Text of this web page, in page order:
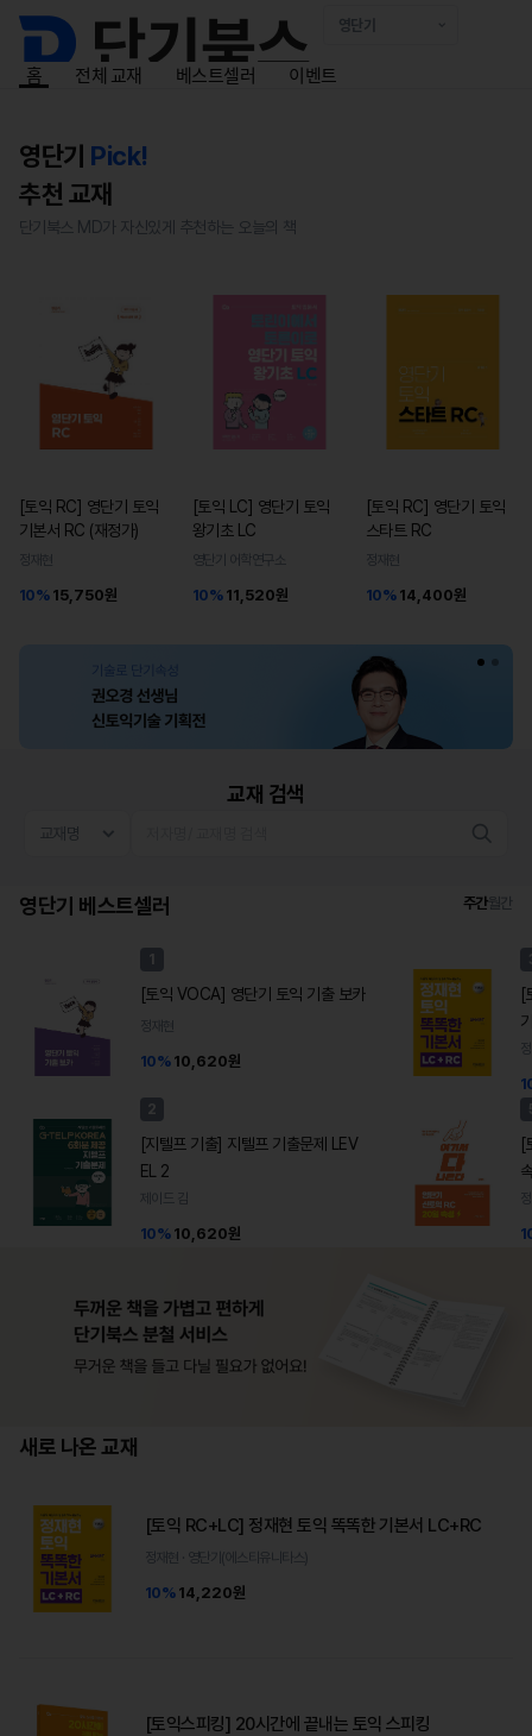
홈 전체 교재 베스트셀러 이벤트
영단기 Pick!
추천 교재
단기북스 MD가 자신있게 추천하는 오늘의 책
[토익 RC] 영단기 토익
기본서 RC (재정가)
정재현
10% 15,750원
[토익 LC] 영단기 토익
왕기초 LC
영단기 어학연구소
10% 11,520원
[토익 RC] 영단기 토익
스타트 RC
정재현
10% 14,400원
교재 검색
영단기 베스트셀러 주간월간
1
[토익 VOCA] 영단기 토익 기출 보카
정재현
10% 10,620원
2
[지텔프 기출] 지텔프 기출문제 LEV
EL 2
제이드 김
10% 10,620원
[
[
새로 나온 교재
[토익 RC+LC] 정재현 토익 똑똑한 기본서 LC+RC
정재현 · 영단기(에스티유니타스)
10% 14,220원
[토익스피킹] 20시간에 끝내는 토익 스피킹